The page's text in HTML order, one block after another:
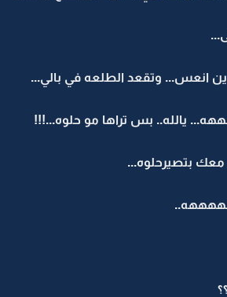
انعس... وتقعد الطلعه في بالي...
يالله.. بس تراها مو حلوه...!!!
معك بتصيرحلوه...